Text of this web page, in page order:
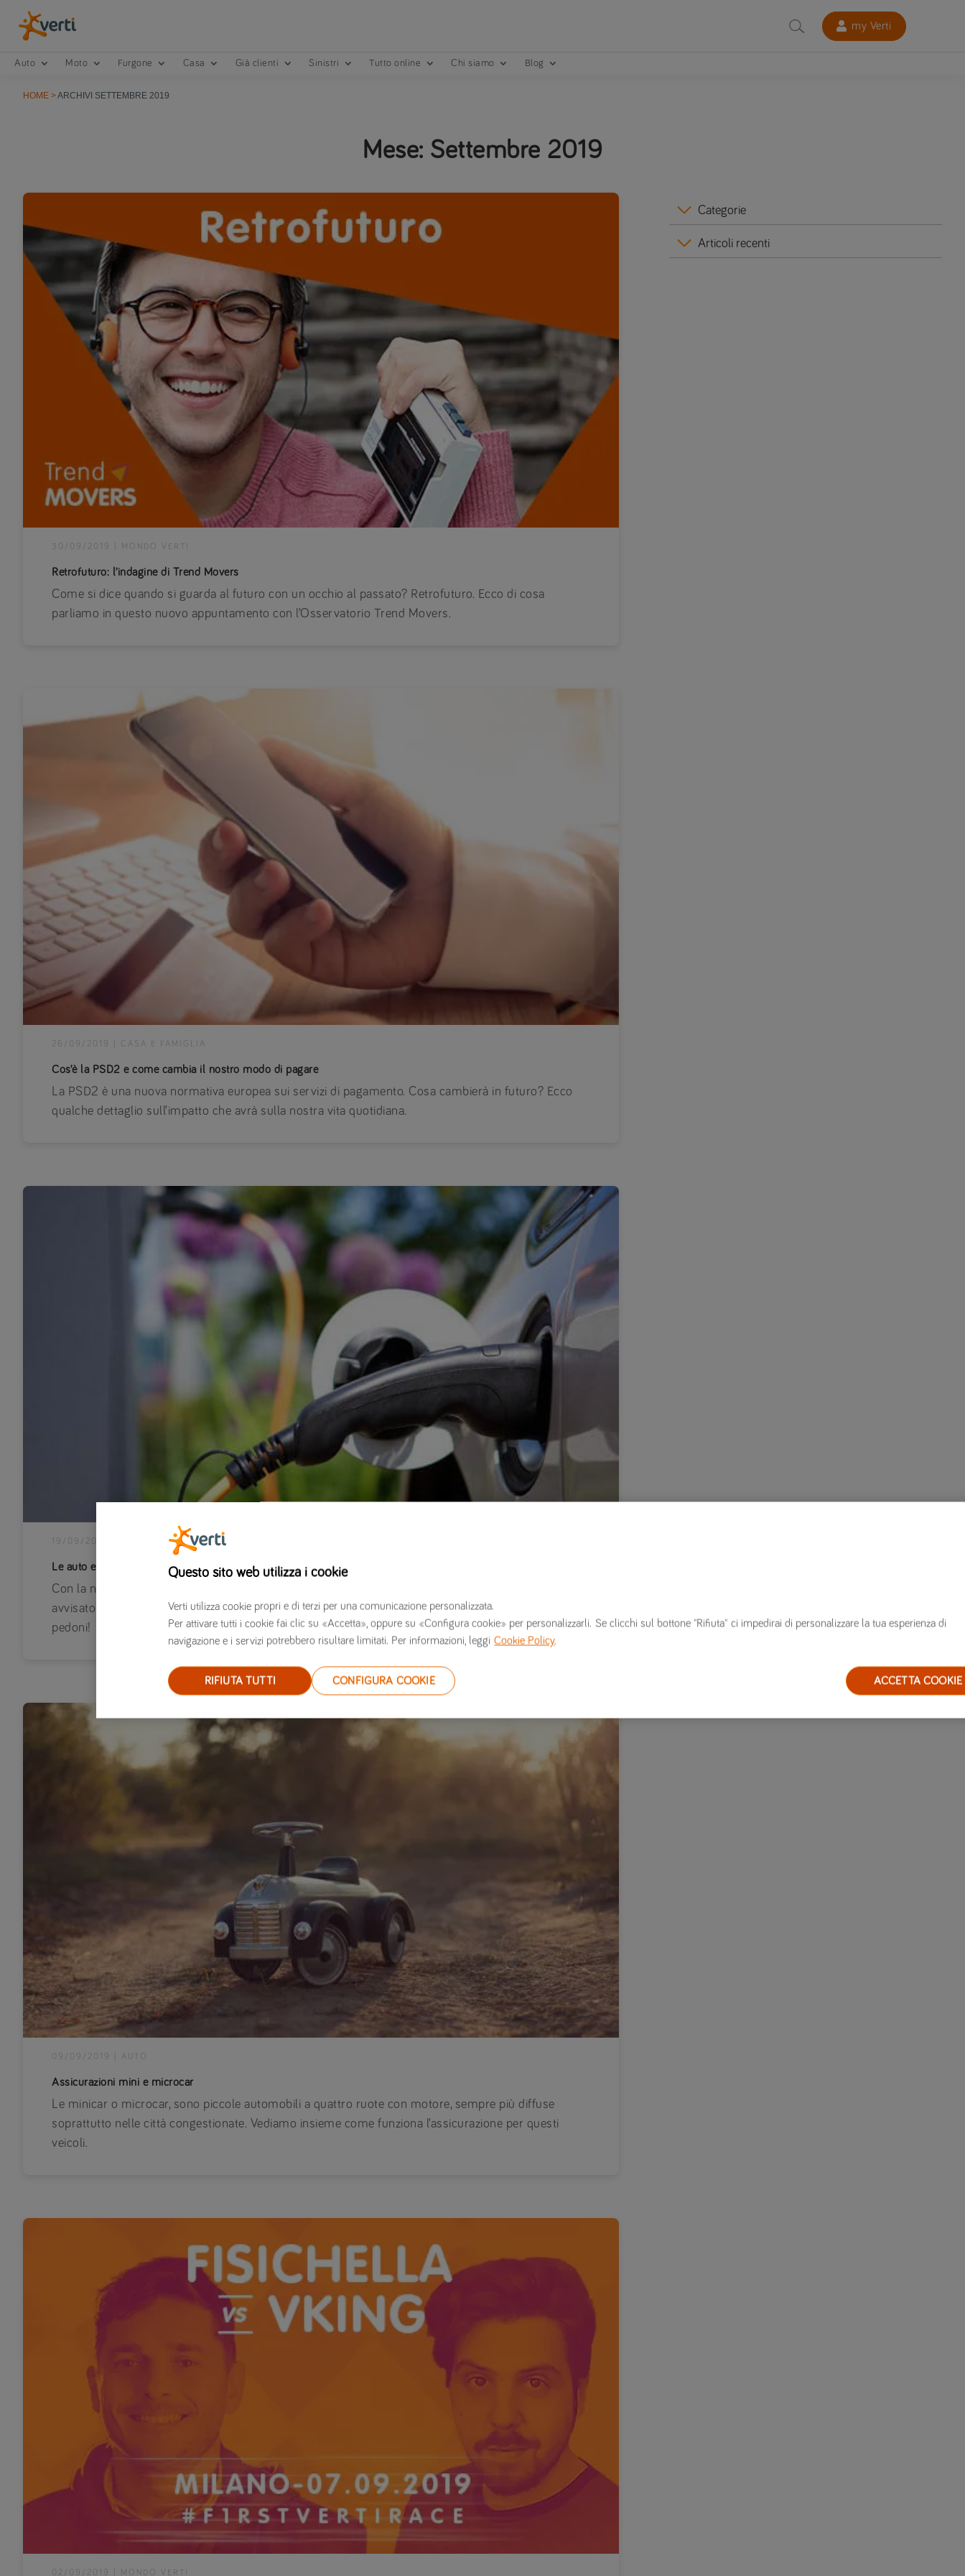
my Verti
Auto Moto Furgone Casa Già clienti Sinistri Tutto online Chi siamo Blog
HOME >ARCHIVI SETTEMBRE 2019
Mese: Settembre 2019
Retrofuturo: l’indagine di Trend Movers
30/09/2019 MONDO VERTI
Come si dice quando si guarda al futuro con un occhio al passato? Retrofuturo. Ecco di cosa
parliamo in questo nuovo appuntamento con l’Osservatorio Trend Movers.
Cos’è la PSD2 e come cambia il nostro modo di pagare
26/09/2019 CASA E FAMIGLIA
La PSD2 è una nuova normativa europea sui servizi di pagamento. Cosa cambierà in futuro? Ecco
qualche dettaglio sull’impatto che avrà sulla nostra vita quotidiana.
Le auto elettriche fanno rumore con la nuova normativa
19/09/2019 REGOLE DELLA STRADA
Con la nuova normativa EU sulle auto elettriche, i veicoli prodotti da luglio 2019 dovranno munirsi di
avvisatore acustico AVAS e “fare rumore”. Addio silenzio dell’elettrico, benvenuta sicurezza dei
pedoni!
Assicurazioni mini e microcar
09/09/2019 AUTO
Le minicar o microcar, sono piccole automobili a quattro ruote con motore, sempre più diffuse
soprattutto nelle città congestionate. Vediamo insieme come funziona l’assicurazione per questi
veicoli.
02/09/2019 MONDO VERTI
Categorie
Articoli recenti
Questo sito web utilizza i cookie
Verti utilizza cookie propri e di terzi per una comunicazione personalizzata.
Per attivare tutti i cookie fai clic su «Accetta», oppure su «Configura cookie» per personalizzarli. Se clicchi sul bottone "Rifiuta" ci impedirai di personalizzare la tua esperienza di
navigazione e i servizi potrebbero risultare limitati. Per informazioni, leggiCookie Policy.
CONFIGURA COOKIE
RIFIUTA TUTTI ACCETTA COOKIE